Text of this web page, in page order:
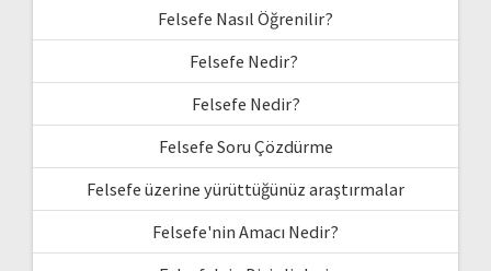
Felsefe Nasıl Öğrenilir?
Felsefe Nedir?
Felsefe Nedir?
Felsefe Soru Çözdürme
Felsefe üzerine yürüttüğünüz araştırmalar
Felsefe'nin Amacı Nedir?